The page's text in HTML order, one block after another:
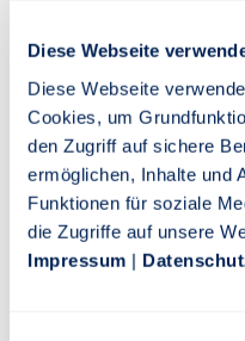
Diese Webseite
Diese Webseite
Cookies, um
den Zugriff auf sichere
ermöglichen, Inhalte und
Funktionen für soziale
die Zugriffe auf unsere
Impressum |
PDF
Jahresbericht
PDF